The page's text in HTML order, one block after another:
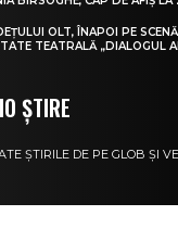
OLT, ÎNAPOI PE
TEATRALĂ „DIALOGUL
ȘTIRE
ȘTIRILE DE PE GLOB ȘI